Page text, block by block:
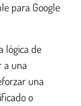
para Google
lógica de
a una
una
o